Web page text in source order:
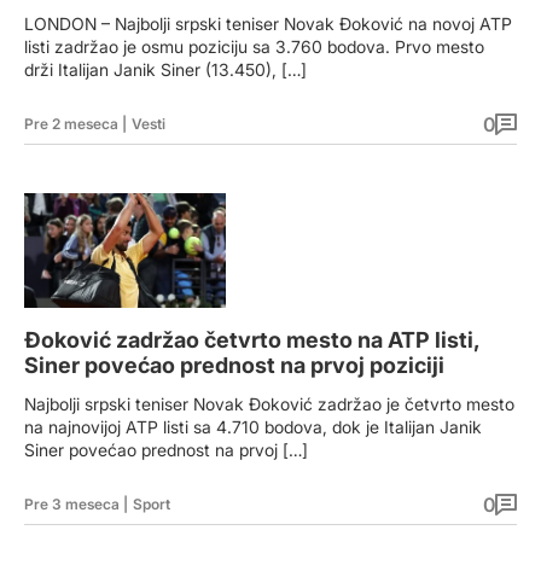
LONDON – Najbolji srpski teniser Novak Đoković na novoj ATP
listi zadržao je osmu poziciju sa 3.760 bodova. Prvo mesto
drži Italijan Janik Siner (13.450), […]
Pre 2 meseca Vesti 0
Đoković zadržao četvrto mesto na ATP listi,
Siner povećao prednost na prvoj poziciji
Najbolji srpski teniser Novak Đoković zadržao je četvrto mesto
na najnovijoj ATP listi sa 4.710 bodova, dok je Italijan Janik
Siner povećao prednost na prvoj […]
Pre 3 meseca Sport 0